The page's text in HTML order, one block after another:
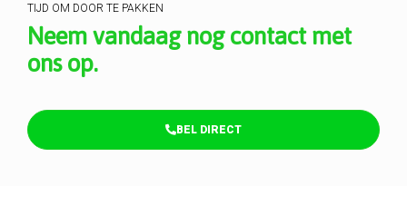
TIJD OM DOOR TE PAKKEN
Neem vandaag nog contact met
ons op.
BEL DIRECT